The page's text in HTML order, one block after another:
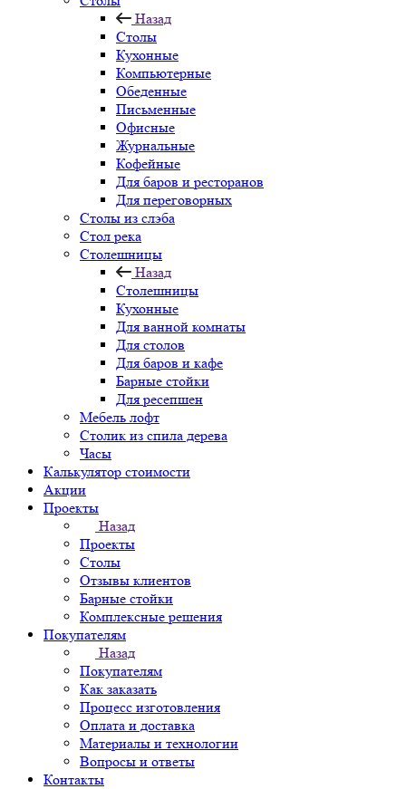
Назад
Столы
Кухонные
Компьютерные
Обеденные
Письменные
Офисные
Журнальные
Кофейные
Для баров и ресторанов
Для переговорных
Столы из слэба
Стол река
Столешницы
Назад
Столешницы
Кухонные
Для ванной комнаты
Для столов
Для баров и кафе
Барные стойки
Для ресепшен
Мебель лофт
Столик из спила дерева
Часы
Калькулятор стоимости
Акции
Проекты
Назад
Проекты
Столы
Отзывы клиентов
Барные стойки
Комплексные решения
Покупателям
Назад
Покупателям
Как заказать
Процесс изготовления
Оплата и доставка
Материалы и технологии
Вопросы и ответы
Контакты